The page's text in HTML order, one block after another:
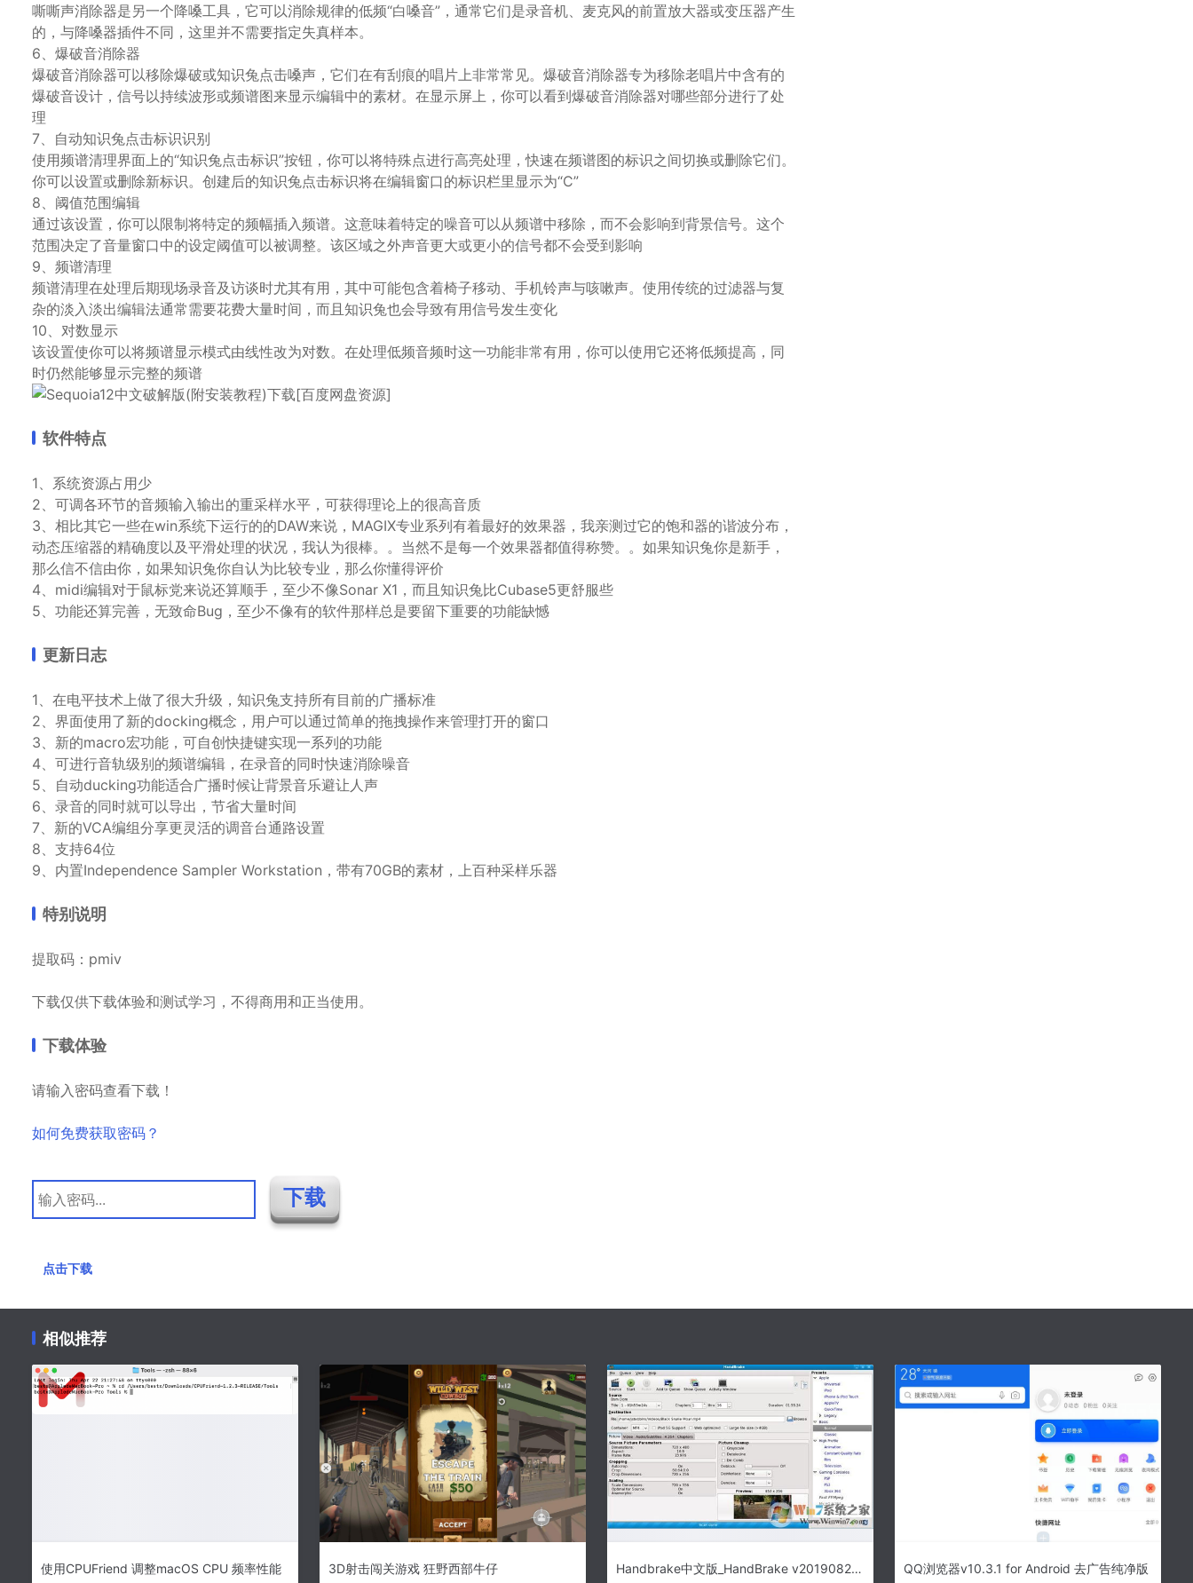
嘶嘶声消除器是另一个降嗓工具，它可以消除规律的低频“白嗓音”，通常它们是录音机、麦克风的前置放大器或变压器产生
的，与降嗓器插件不同，这里并不需要指定失真样本。
6、爆破音消除器
爆破音消除器可以移除爆破或知识兔点击嗓声，它们在有刮痕的唱片上非常常见。爆破音消除器专为移除老唱片中含有的
爆破音设计，信号以持续波形或频谱图来显示编辑中的素材。在显示屏上，你可以看到爆破音消除器对哪些部分进行了处
理
7、自动知识兔点击标识识别
使用频谱清理界面上的“知识兔点击标识”按钮，你可以将特殊点进行高亮处理，快速在频谱图的标识之间切换或删除它们。
你可以设置或删除新标识。创建后的知识兔点击标识将在编辑窗口的标识栏里显示为“C”
8、阈值范围编辑
通过该设置，你可以限制将特定的频幅插入频谱。这意味着特定的噪音可以从频谱中移除，而不会影响到背景信号。这个
范围决定了音量窗口中的设定阈值可以被调整。该区域之外声音更大或更小的信号都不会受到影响
9、频谱清理
频谱清理在处理后期现场录音及访谈时尤其有用，其中可能包含着椅子移动、手机铃声与咳嗽声。使用传统的过滤器与复
杂的淡入淡出编辑法通常需要花费大量时间，而且知识兔也会导致有用信号发生变化
10、对数显示
该设置使你可以将频谱显示模式由线性改为对数。在处理低频音频时这一功能非常有用，你可以使用它还将低频提高，同
时仍然能够显示完整的频谱
软件特点
1、系统资源占用少
2、可调各环节的音频输入输出的重采样水平，可获得理论上的很高音质
3、相比其它一些在win系统下运行的的DAW来说，MAGIX专业系列有着最好的效果器，我亲测过它的饱和器的谐波分布，
动态压缩器的精确度以及平滑处理的状况，我认为很棒。。当然不是每一个效果器都值得称赞。。如果知识兔你是新手，
那么信不信由你，如果知识兔你自认为比较专业，那么你懂得评价
4、midi编辑对于鼠标党来说还算顺手，至少不像Sonar X1，而且知识兔比Cubase5更舒服些
5、功能还算完善，无致命Bug，至少不像有的软件那样总是要留下重要的功能缺憾
更新日志
1、在电平技术上做了很大升级，知识兔支持所有目前的广播标准
2、界面使用了新的docking概念，用户可以通过简单的拖拽操作来管理打开的窗口
3、新的macro宏功能，可自创快捷键实现一系列的功能
4、可进行音轨级别的频谱编辑，在录音的同时快速消除噪音
5、自动ducking功能适合广播时候让背景音乐避让人声
6、录音的同时就可以导出，节省大量时间
7、新的VCA编组分享更灵活的调音台通路设置
8、支持64位
9、内置Independence Sampler Workstation，带有70GB的素材，上百种采样乐器
特别说明
提取码：pmiv
下载仅供下载体验和测试学习，不得商用和正当使用。
下载体验
请输入密码查看下载！
如何免费获取密码？
点击下载
相似推荐
使用CPUFriend 调整macOS CPU 频率性能 3D射击闯关游戏 狂野西部牛仔 Handbrake中文版_HandBrake v20190827 官方免费版下载 QQ浏览器v10.3.1 for Android 去广告纯净版